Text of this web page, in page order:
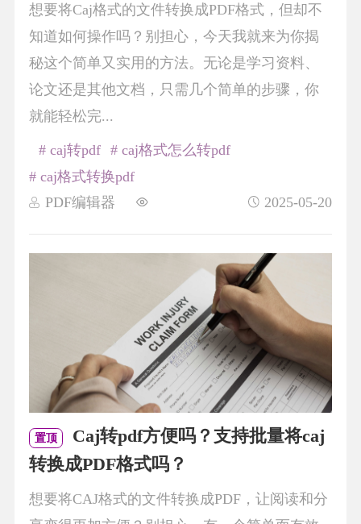
想要将Caj格式的文件转换成PDF格式，但却不
知道如何操作吗？别担心，今天我就来为你揭
秘这个简单又实用的方法。无论是学习资料、
论文还是其他文档，只需几个简单的步骤，你
就能轻松完...
PDF编辑器 2025-05-20
# caj转pdf
# caj格式怎么转pdf
# caj格式转换pdf
置顶
Caj转pdf方便吗？支持批量将caj
转换成PDF格式吗？
想要将CAJ格式的文件转换成PDF，让阅读和分